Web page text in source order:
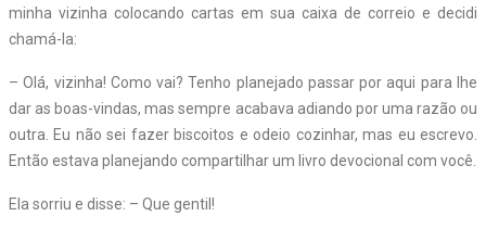
minha vizinha colocando cartas em sua caixa de correio e decidi
chamá-la:
– Olá, vizinha! Como vai? Tenho planejado passar por aqui para lhe
dar as boas-vindas, mas sempre acabava adiando por uma razão ou
outra. Eu não sei fazer biscoitos e odeio cozinhar, mas eu escrevo.
Então estava planejando compartilhar um livro devocional com você.
Ela sorriu e disse: – Que gentil!